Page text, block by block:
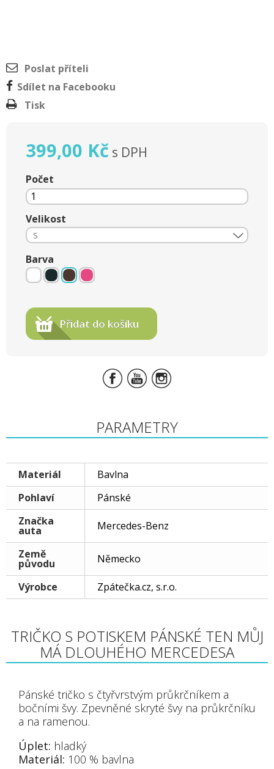
Poslat příteli
Sdílet na Facebooku
Tisk
399,00 Kč s DPH
Počet
Velikost
S
Barva
Přidat do košíku
PARAMETRY
Materiál
Bavlna
Pohlaví
Pánské
Značka
auta Mercedes-Benz
Země
původu Německo
Výrobce Zpátečka.cz, s.r.o.
TRIČKO S POTISKEM PÁNSKÉ TEN MŮJ
MÁ DLOUHÉHO MERCEDESA
Pánské tričko s čtyřvrstvým průkrčníkem a
bočními švy. Zpevněné skryté švy na průkrčníku
a na ramenou.
Úplet: hladký
Materiál: 100 % bavlna